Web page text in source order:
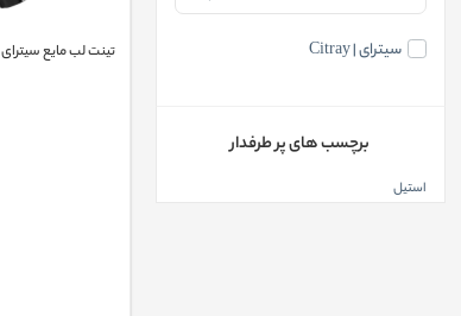
تینت لب مایع سیترای Citray کد ۰۰۱ سیترای | Citray
برچسب های پر طرفدار
استیل